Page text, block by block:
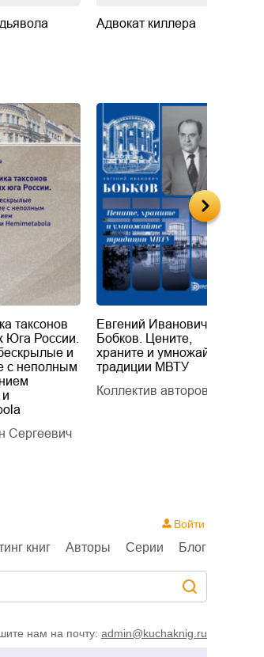
Адвокат киллера
таксонов
Юга России.
и
с неполным
Сергеевич
Евгений Иванович
Бобков. Цените,
храните и умножайте
традиции МВТУ
Коллектив авторов
книг Авторы Серии Блог
Войти
нам на почту: admin@kuchaknig.ru